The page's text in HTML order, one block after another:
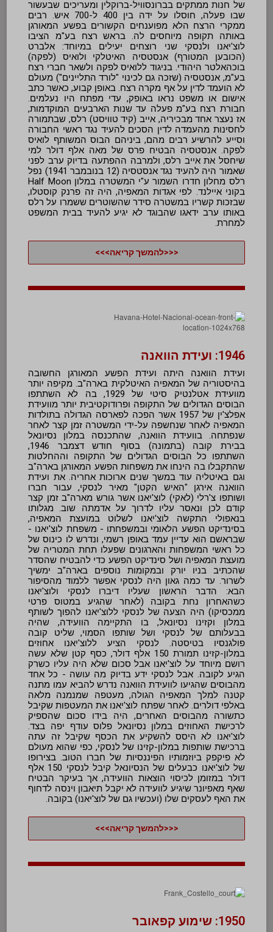
של חנות ממתקים בברונסוויל-ברוקלין ומעריכים שבעשור
שבו פעלה, חוסלו על ידה בין 400 ל-700 איש. רבים
ממקרי הרצח הלא מפוענחים הקשורים בפשע המאורגן
באותה תקופה מיוחסים לה. בראש רצח בע"מ הציבו
לוצ'יאנו ולנסקי שני רוצחים יעילים במיוחד: אלברט
(הכובען המטורף) אנסטסיה האיטלקי ולואיס (לפקה)
בוכהאלטר היהודי. בניגוד ללואיס לפקה ולשאר חברי רצח
בע"מ, אנסטסיה (שזכה גם לכינוי "לורד התליינים") מעולם
לא הועמד לדין על אף מקרה רצח. באופן קבוע, כאשר כתב
אישום או משפט נראו באופק, עדי מפתח היו נעלמים.
חבורת רצח בע"מ פעלה עד שנות הארבעים המוקדמות,
אז נעצר אחד מבכיריה, אייב (קיד טוויסט) רלס, שבתמורה
לחסינות מהעמדה לדין הסכים להעיד נגד ראשי החבורה
וסייע להרשיע רבים מהם, ביניהם הבוס המשותף לואיס
לפקה. אנסטסיה הבטיח פרס של מאה אלף דולר למי
שיחסל את אייב רלס, ולמרבה ההפתעה בדיוק ערב לפני
שאמור היה להעיד נגד אנסטסיה (12 בנובמבר 1941) נפל
רלס מחלון חדרו השמור ע"י המשטרה במלון Half Moon
בקוני איילנד. לפי אגדות המאפיה, היה זה פרנק קוסטלו,
שבזכות קשריו במשטרה סידר שהשוטרים ששמרו על רלס
באותו ערב ידאגו שהבוגד לא יגיע להעיד בבית המשפט
למחרת.
<<<להמשך קריאה>>>
1946: ועידת הוואנה
ועידת הוואנה היתה ועידת הפשע המאורגן החשובה
בהיסטוריה של המאפיה האיטלקית בארה"ב. מקיפה יותר
מוועידת אטלנטיק סיטי של 1929, בה לא השתתפו
הבוסים הגדולים של התקופה ופרודוקטיבית יותר מוועידת
אפלצ'ין של 1957 אשר הפכה לפארסה הגדולה בתולדות
המאפיה לאחר שנחשפה על-ידי המשטרה זמן קצר לאחר
שנפתחה. בוועידת הוואנה, שהתכנסה במלון נסיונאל
בבירת קובה (בתמונה) בסוף חודש דצמבר 1946,
השתתפו כל הבוסים הגדולים של התקופה וההחלטות
שהתקבלו בה הינחו את משפחות הפשע המאורגן בארה"ב
וגם באיטליה עוד במשך שנים ארוכות אחריה. את ועידת
הוואנה אירגן "האיש הקטן" מאיר לנסקי, עבור חברו
ושותפו צ'רלי (לאקי) לוצ'יאנו אשר גורש מארה"ב זמן קצר
קודם לכן ונאסר עליו לדרוך על אדמתה שוב. מגלותו
בנאפולי התקשה לוצ'יאנו לשלוט במועצת המאפיה,
בסינדיקט הפשע הלאומי ובמשפחתו - משפחת לוצ'יאנו -
שבראשם הוא עדיין עמד באופן רשמי, ונדרש לו כינוס של
כל ראשי המשפחות והארגונים שפעלו תחת המטריה של
מועצת המאפיה ושל סינדיקט הפשע כדי להבטיח שהסדר
שהכתיב בניו יורק ובמקומות נוספים בארה"ב ימשיך
לשרור. עד כמה גאון היה לנסקי אפשר ללמוד מהסיפור
הבא: הדבר הראשון שעליו דיברו לנסקי ולוצ'יאנו
כשהאחרון נחת בקובה (לאחר שהגיע במטוס פרטי
ממכסיקו) היה הצעה של לנסקי ללוצ'יאנו להפוך לשותף
במלון וקזינו נסיונאל, בו התקיימה הוועידה, שהיה
בבעלותם של לנסקי ושל שותפו הסמוי, שליט קובה
פולגנסיו בטיסטה. לנסקי הציע ללוצ'יאנו אחוזים
במלון-קזינו תמורת 150 אלף דולר, כסף קטן שלא עשה
רושם מיוחד על לוצ'יאנו אבל סכום שלא היה עליו כשרק
הגיע לקובה. אבל לנסקי ידע בדיוק מה עושה - כל אחד
מהבוסים שהגיעו לוועידת הוואנה נדרש להביא עמו מתנה
קטנה למלך המאפיה הגולה, מעטפה שמנמנה מלאה
באלפי דולרים. לאחר שפתח לוצ'יאנו את המעטפות שקיבל
כתשורה מהבוסים האחרים, היה בידו סכום שהספיק
לרכישת האחוזים במלון נסיונאל פלוס עודף יפה בצד.
לוצ'יאנו לא היסס להשקיע את הכסף שקיבל זה עתה
ברכישת שותפות במלון-קזינו של לנסקי, כפי שהוא מעולם
לא פיקפק ביוזמותיו הפיננסיות של חברו הטוב. בצירופו
של לוצ'יאנו כבעלים של הנסיונאל קיבל לנסקי 150 אלף
דולר במזומן לכיסוי הוצאות הוועידה, אך בעיקר הבטיח
שאף מאפיונר שיגיע לוועידה לא יקבל תיאבון וינסה לדחוף
את האף לעסקים שלו (ועכשיו גם של לוצ'יאנו) בקובה.
<<<להמשך קריאה>>>
1950: שימוע קפאובר